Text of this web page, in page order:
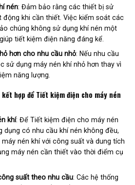
nén: Đảm bảo rằng các thiết bị sử
động khi cần thiết. Việc kiểm soát các
chúng không sử dụng khí nén một
tiết kiệm điện năng đáng kể.
hơn cho nhu cầu nhỏ: Nếu nhu cầu
sử dụng máy nén khí nhỏ hơn thay vì
năng lượng.
hợp đểTiết kiệm điện cho máy nén
khí: Để Tiết kiệm điện cho máy nén
dụng có nhu cầu khí nén không đều,
nén khí với công suất và dung tích
máy nén cần thiết vào thời điểm cụ
suất theo nhu cầu: Các hệ thống